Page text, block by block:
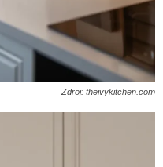
Zdroj: theivykitchen.com